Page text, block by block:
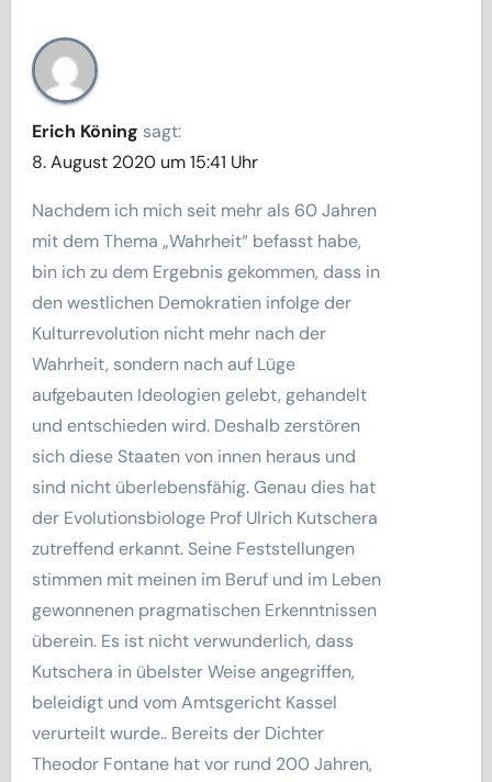
Erich Köning sagt:
8. August 2020 um 15:41 Uhr
Nachdem ich mich seit mehr als 60 Jahren
mit dem Thema „Wahrheit“ befasst habe,
bin ich zu dem Ergebnis gekommen, dass in
den westlichen Demokratien infolge der
Kulturrevolution nicht mehr nach der
Wahrheit, sondern nach auf Lüge
aufgebauten Ideologien gelebt, gehandelt
und entschieden wird. Deshalb zerstören
sich diese Staaten von innen heraus und
sind nicht überlebensfähig. Genau dies hat
der Evolutionsbiologe Prof Ulrich Kutschera
zutreffend erkannt. Seine Feststellungen
stimmen mit meinen im Beruf und im Leben
gewonnenen pragmatischen Erkenntnissen
überein. Es ist nicht verwunderlich, dass
Kutschera in übelster Weise angegriffen,
beleidigt und vom Amtsgericht Kassel
verurteilt wurde.. Bereits der Dichter
Theodor Fontane hat vor rund 200 Jahren,